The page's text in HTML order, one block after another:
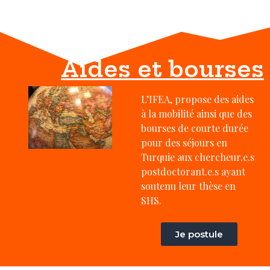
Aides et bourses
L’IFEA, propose des aides
à la mobilité ainsi que des
bourses de courte durée
pour des séjours en
Turquie aux chercheur.e.s
postdoctorant.e.s ayant
soutenu leur thèse en
SHS.
Je postule